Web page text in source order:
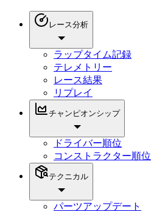
レース分析
ラップタイム記録
テレメトリー
レース結果
リプレイ
チャンピオンシップ
ドライバー順位
コンストラクター順位
テクニカル
パーツアップデート